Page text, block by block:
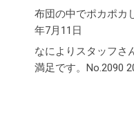
布団の中でポカポカ
年7月11日
なによりスタッフさ
満足です。No.2090